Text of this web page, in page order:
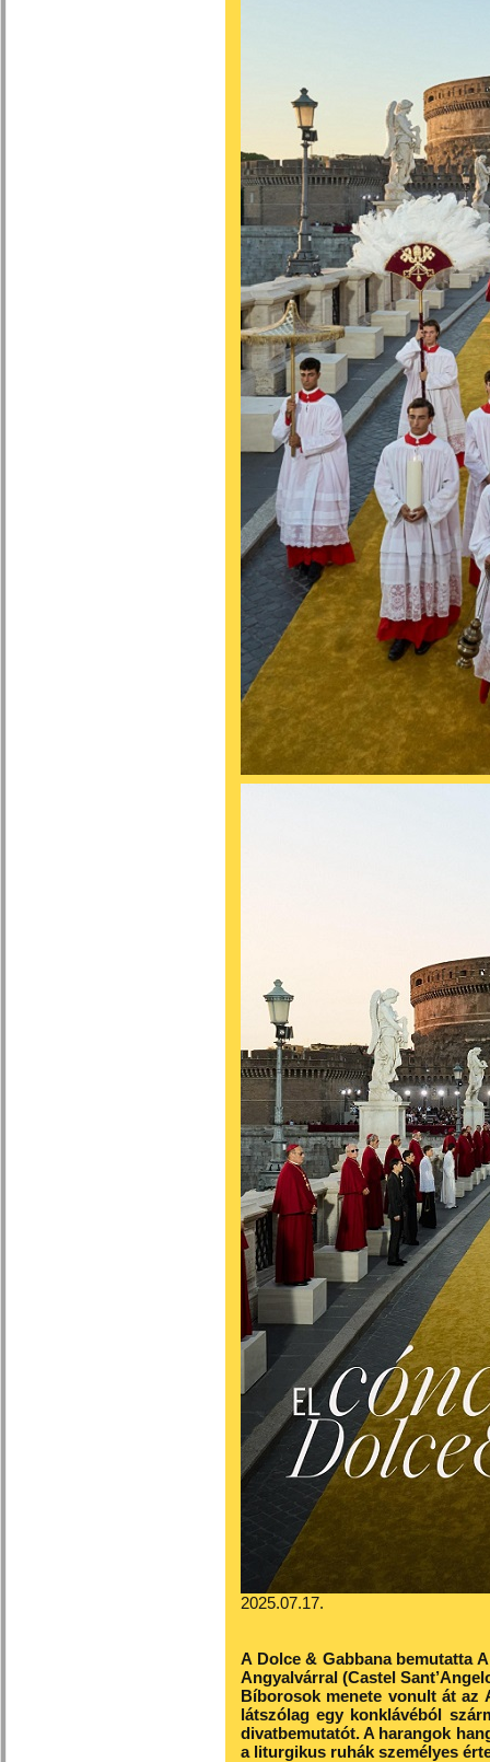
2025.07.17.
A Dolce & Gabbana bemutatta
Angyalvárral (Castel
Bíborosok menete vonult át az
látszólag egy konklávéból
divatbemutatót. A harangok
a liturgikus ruhák személyes